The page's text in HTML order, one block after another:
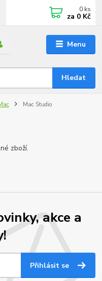
Menu
Hledat
0 ks
za 0 Kč
Mac Studio
zboží.
akce a
Přihlásit se